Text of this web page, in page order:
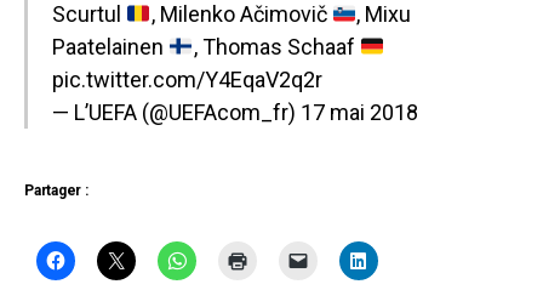
Scurtul
, Milenko Ačimovič
, Mixu
Paatelainen
, Thomas Schaaf
pic.twitter.com/Y4EqaV2q2r
— L’UEFA (@UEFAcom_fr) 17 mai 2018
Partager :